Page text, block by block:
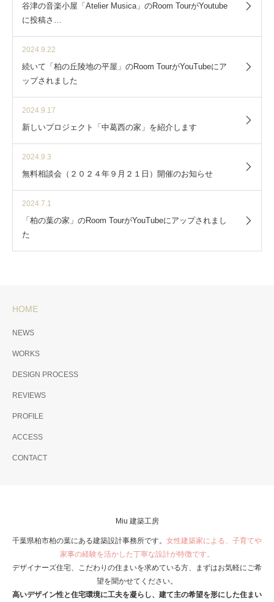
谷津の音楽小屋「Atelier Musica」のRoom TourがYoutube
に投稿さ…
2024.9.22
続いて「柏の丘陵地の平屋」のRoom TourがYouTubeにア
ップされました
2024.9.17
新しいプロジェクト「中葛西の家」を紹介します
2024.9.3
無料相談会（２０２４年９月２１日）開催のお知らせ
2024.7.1
「柏の葉の家」のRoom TourがYouTubeにアップされまし
た
HOME
NEWS
WORKS
DESIGN PROCESS
REVIEWS
PROFILE
ACCESS
CONTACT
Miu 建築工房
千葉県柏市柏の葉にある建築設計事務所です。 女性建築家による、子育てや
家事の経験を活かした丁寧な設計が特徴です。
デザイナーズ住宅、こだわりの住まいを求めている方、まずはお気軽にご希
望を聞かせてください。
高いデザイン性と住宅環境に工夫を凝らし、建て主の希望を形にした住まい